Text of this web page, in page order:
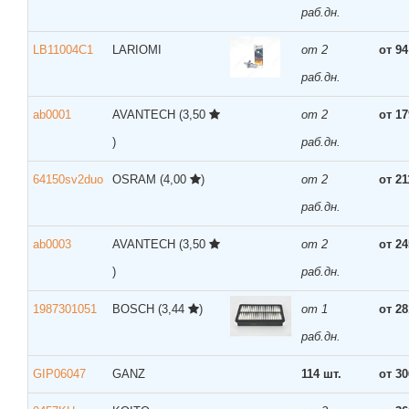
раб.дн.
LB11004C1 LARIOMI
от 2
раб.дн.
от
ab0001 AVANTECH (3,50
)
от 2
раб.дн.
от
64150sv2duo OSRAM (4,00 )
от 2
раб.дн.
от
ab0003 AVANTECH (3,50
)
от 2
раб.дн.
от
1987301051 BOSCH (3,44 )
от 1
раб.дн.
от
GIP06047 GANZ 114 шт. от